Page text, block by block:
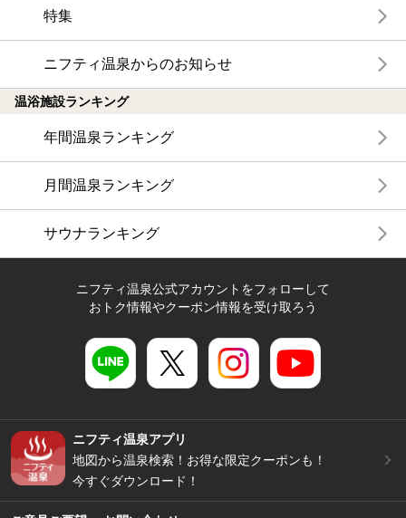
特集
ニフティ温泉からのお知らせ
温浴施設ランキング
年間温泉ランキング
月間温泉ランキング
サウナランキング
ニフティ温泉公式アカウントをフォローして
おトク情報やクーポン情報を受け取ろう
ニフティ温泉アプリ
地図から温泉検索！お得な限定クーポンも！
今すぐダウンロード！